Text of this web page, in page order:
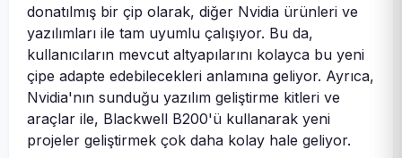
donatılmış bir çip olarak, diğer Nvidia ürünleri ve
yazılımları ile tam uyumlu çalışıyor. Bu da,
kullanıcıların mevcut altyapılarını kolayca bu yeni
çipe adapte edebilecekleri anlamına geliyor. Ayrıca,
Nvidia'nın sunduğu yazılım geliştirme kitleri ve
araçlar ile, Blackwell B200'ü kullanarak yeni
projeler geliştirmek çok daha kolay hale geliyor.